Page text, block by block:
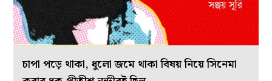
চাপা পড়ে থাকা, ধুলো জমে থাকা বিষয় নিয়ে সিনেমা